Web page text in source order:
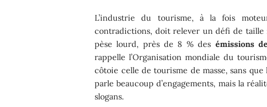
L’industrie du tourisme, à la fois
contradictions, doit relever un défi de taille
pèse lourd, près de 8 % des émissions
rappelle l’Organisation mondiale du
côtoie celle de tourisme de masse, sans
parle beaucoup d’engagements, mais la
slogans.